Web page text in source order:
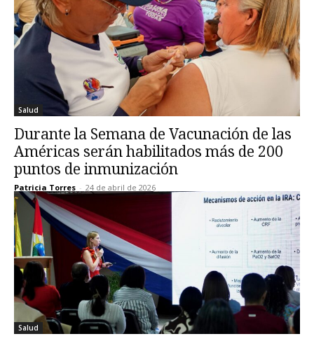
Salud
Durante la Semana de Vacunación de las
Américas serán habilitados más de 200
puntos de inmunización
Patricia Torres - 24 de abril de 2026
Salud